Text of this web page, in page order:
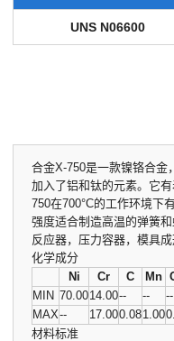
UNS N06600
合金X-750是一款镍铬合金
加入了铝和钛的元素。它
750在700°C的工作环境下
强度适合制造高温的弹簧
反应器，压力容器，模具成
化学成分
Ni
Cr C Mn
MIN 70.0014.00-- -- --
MAX-- 17.000.081.00
材料标准